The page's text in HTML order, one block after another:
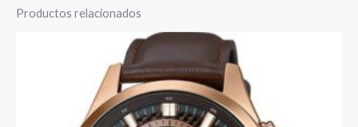
Productos relacionados